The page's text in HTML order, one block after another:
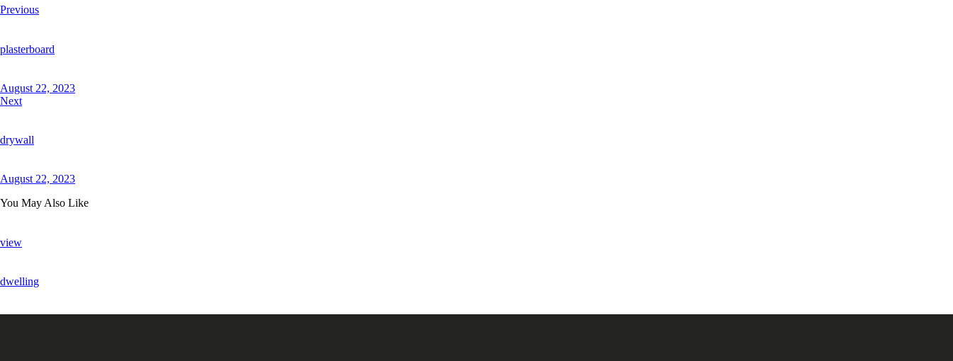
Previous
plasterboard
August 22, 2023
Next
drywall
August 22, 2023
You May Also Like
view
dwelling